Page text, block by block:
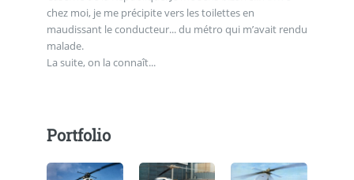
chez moi, je me précipite vers les toilettes en
maudissant le conducteur... du métro qui m’avait rendu
malade.
La suite, on la connaît...
Portfolio